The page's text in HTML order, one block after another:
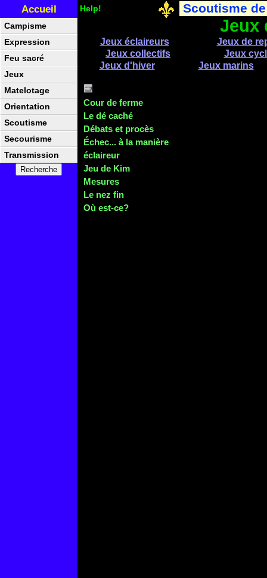
Accueil Help! Scoutisme
Jeux
Jeux éclaireurs
Jeux de
Jeux collectifs
Jeux
Jeux d'hiver
Jeux marins
Cour de ferme
Le dé caché
Débats et procès
Échec... à la manière
éclaireur
Jeu de Kim
Mesures
Le nez fin
Où est-ce?
Campisme
Expression
Feu sacré
Jeux
Matelotage
Orientation
Scoutisme
Secourisme
Transmission